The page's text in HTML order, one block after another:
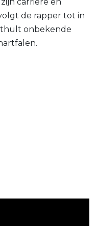
de rapper tot in
onbekende